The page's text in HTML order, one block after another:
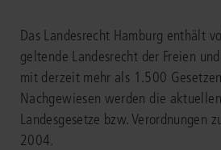
Das Landesrecht Hamburg enthält
geltende Landesrecht der Freien
mit derzeit mehr als 1.500
Nachgewiesen werden die
Landesgesetze bzw. Verordnungen
2004.